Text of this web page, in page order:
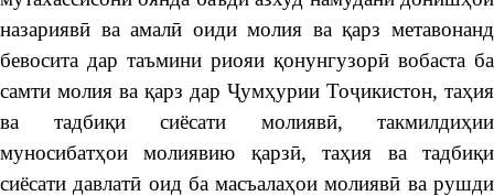
назариявӣ ва амалӣ оиди молия ва қарз метавонанд
бевосита дар таъмини риояи қонунгузорӣ вобаста ба
самти молия ва қарз дар Ҷумҳурии Тоҷикистон, таҳия
ва тадбиқи сиёсати молиявӣ, такмилдиҳии
муносибатҳои молиявию қарзӣ, таҳия ва тадбиқи
сиёсати давлатӣ оид ба масъалаҳои молиявӣ ва рушди